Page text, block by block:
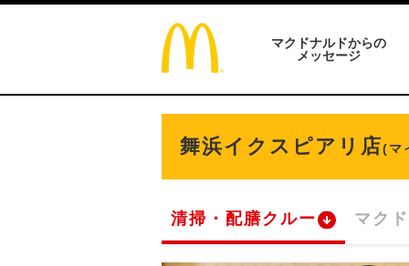
マクドナルドからの
メッセージ
舞浜イクスピアリ店(マ
清掃・配膳クルー マク